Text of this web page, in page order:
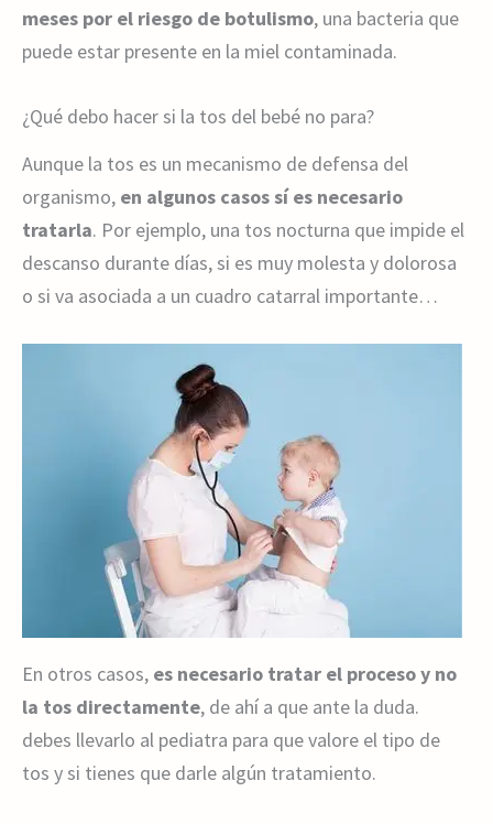
meses por el riesgo de botulismo, una bacteria que
puede estar presente en la miel contaminada.
¿Qué debo hacer si la tos del bebé no para?
Aunque la tos es un mecanismo de defensa del
organismo, en algunos casos sí es necesario
tratarla. Por ejemplo, una tos nocturna que impide el
descanso durante días, si es muy molesta y dolorosa
o si va asociada a un cuadro catarral importante…
En otros casos, es necesario tratar el proceso y no
la tos directamente, de ahí a que ante la duda.
debes llevarlo al pediatra para que valore el tipo de
tos y si tienes que darle algún tratamiento.